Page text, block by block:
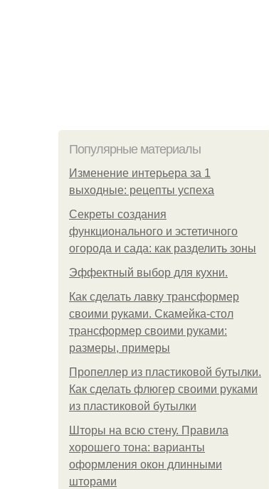
Популярные материалы
Изменение интерьера за 1
выходные: рецепты успеха
Секреты создания
функционального и эстетичного
огорода и сада: как разделить зоны
Эффектный выбор для кухни.
Как сделать лавку трансформер
своими руками. Скамейка-стол
трансформер своими руками:
размеры, примеры
Пропеллер из пластиковой бутылки.
Как сделать флюгер своими руками
из пластиковой бутылки
Шторы на всю стену. Правила
хорошего тона: варианты
оформления окон длинными
шторами